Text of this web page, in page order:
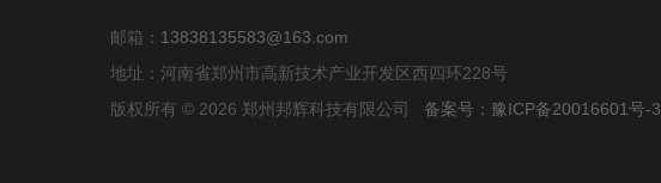
邮箱： 13838135583@163.com
地址：河南省郑州市高新技术产业开发区西四环228号
版权所有 © 2026 郑州邦辉科技有限公司 备案号：豫ICP备20016601号-3